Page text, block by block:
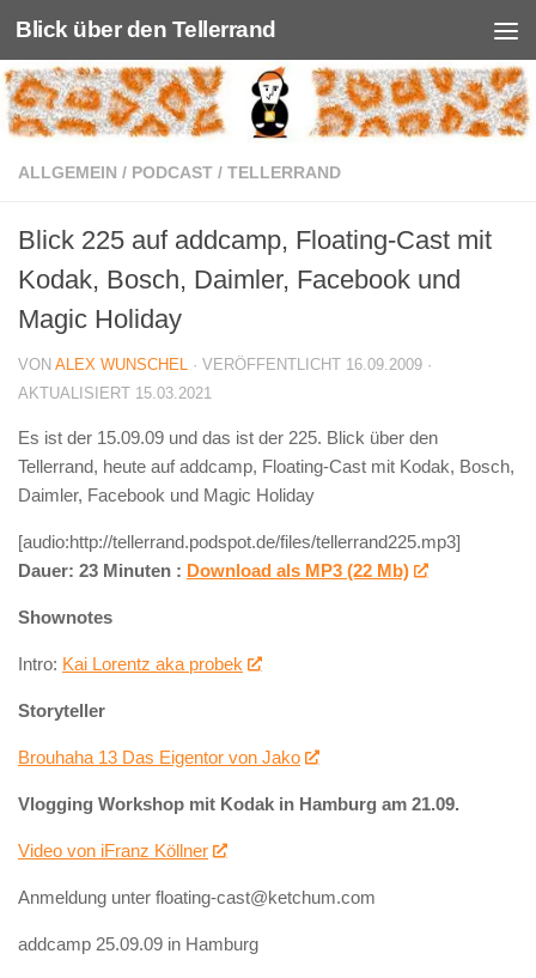
Unter dem Inhalt
Blick über den Tellerrand
ALLGEMEIN / PODCAST / TELLERRAND
Blick 225 auf addcamp, Floating-Cast mit
Kodak, Bosch, Daimler, Facebook und
Magic Holiday
VON ALEX WUNSCHEL · VERÖFFENTLICHT 16.09.2009 ·
AKTUALISIERT 15.03.2021
Es ist der 15.09.09 und das ist der 225. Blick über den
Tellerrand, heute auf addcamp, Floating-Cast mit Kodak, Bosch,
Daimler, Facebook und Magic Holiday
[audio:http://tellerrand.podspot.de/files/tellerrand225.mp3]
Dauer: 23 Minuten : Download als MP3 (22 Mb)
Shownotes
Intro: Kai Lorentz aka probek
Storyteller
Brouhaha 13 Das Eigentor von Jako
Vlogging Workshop mit Kodak in Hamburg am 21.09.
Video von iFranz Köllner
Anmeldung unter floating-cast@ketchum.com
addcamp 25.09.09 in Hamburg